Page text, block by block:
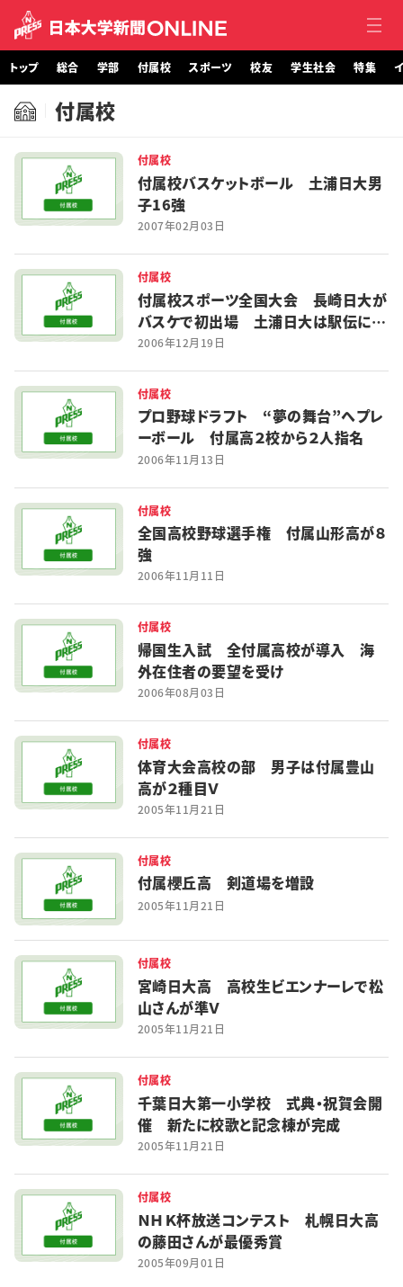
トップ
総合
学部・大学院
スポーツ
校友
特集・企画
購読 日大文芸賞
学生記者募集
トップ 総合 学部 付属校 スポーツ 校友 学生社会 特集
付属校
付属校
付属校バスケットボール 土浦日大男
子16強
2007年02月03日
付属校
付属校スポーツ全国大会 長崎日大が
バスケで初出場 土浦日大は駅伝に５
年連続
2006年12月19日
付属校
プロ野球ドラフト “夢の舞台”へプレ
ーボール 付属高２校から２人指名
2006年11月13日
付属校
全国高校野球選手権 付属山形高が８
強
2006年11月11日
付属校
帰国生入試 全付属高校が導入 海
外在住者の要望を受け
2006年08月03日
付属校
体育大会高校の部 男子は付属豊山
高が２種目Ｖ
2005年11月21日
付属校
付属櫻丘高 剣道場を増設
2005年11月21日
付属校
宮崎日大高 高校生ビエンナーレで松
山さんが準Ｖ
2005年11月21日
付属校
千葉日大第一小学校 式典・祝賀会開
催 新たに校歌と記念棟が完成
2005年11月21日
付属校
ＮＨＫ杯放送コンテスト 札幌日大高
の藤田さんが最優秀賞
2005年09月01日